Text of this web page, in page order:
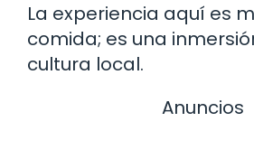
La experiencia aquí es
comida; es una
cultura local.
Anuncios